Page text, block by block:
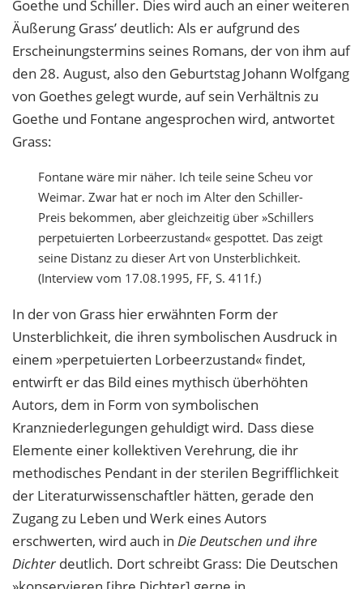
Goethe und Schiller. Dies wird auch an einer weiteren
Äußerung Grass’ deutlich: Als er aufgrund des
Erscheinungstermins seines Romans, der von ihm auf
den 28. August, also den Geburtstag Johann Wolfgang
von Goethes gelegt wurde, auf sein Verhältnis zu
Goethe und Fontane angesprochen wird, antwortet
Grass:
Fontane wäre mir näher. Ich teile seine Scheu vor
Weimar. Zwar hat er noch im Alter den Schiller-
Preis bekommen, aber gleichzeitig über »Schillers
perpetuierten Lorbeerzustand« gespottet. Das zeigt
seine Distanz zu dieser Art von Unsterblichkeit.
(Interview vom 17.08.1995, FF, S. 411f.)
In der von Grass hier erwähnten Form der
Unsterblichkeit, die ihren symbolischen Ausdruck in
einem »perpetuierten Lorbeerzustand« findet,
entwirft er das Bild eines mythisch überhöhten
Autors, dem in Form von symbolischen
Kranzniederlegungen gehuldigt wird. Dass diese
Elemente einer kollektiven Verehrung, die ihr
methodisches Pendant in der sterilen Begrifflichkeit
der Literaturwissenschaftler hätten, gerade den
Zugang zu Leben und Werk eines Autors
erschwerten, wird auch in Die Deutschen und ihre
Dichterdeutlich. Dort schreibt Grass: Die Deutschen